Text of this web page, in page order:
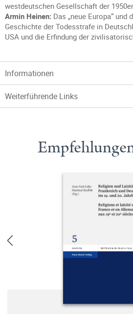
westdeutschen Gesellschaft der
Armin Heinen: Das „neue Europa“ und
Geschichte der Todesstrafe in
USA und die Erfindung der
Informationen
Weiterführende Links